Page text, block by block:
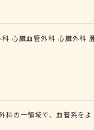
科 心臓血管外科 心臓外科
の一領域で、血管系をよ